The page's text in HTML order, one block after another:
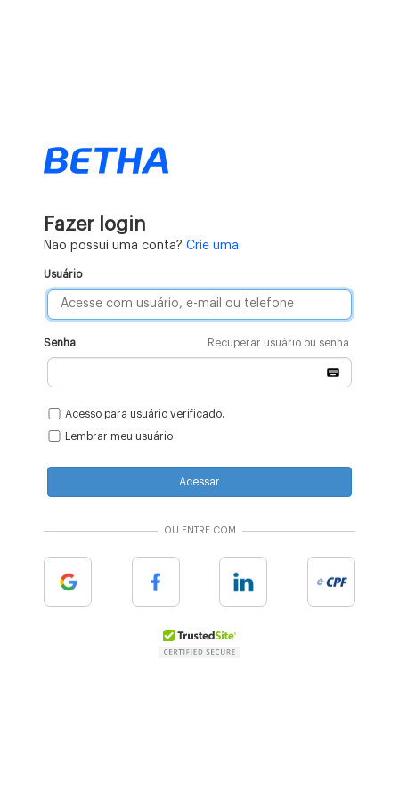
Fazer login
Não possui uma conta? Crie uma.
Usuário
Senha Recuperar usuário ou senha
Acesso para usuário verificado.
Lembrar meu usuário
Acessar
OU ENTRE COM